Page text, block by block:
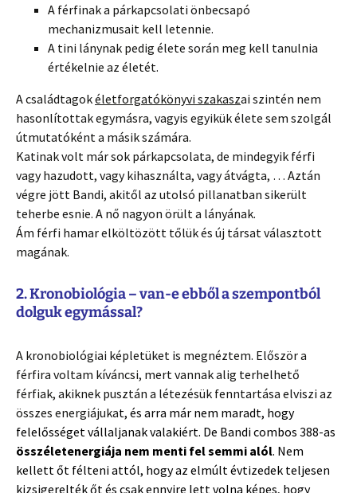
A férfinak a párkapcsolati önbecsapó
mechanizmusait kell letennie.
A tini lánynak pedig élete során meg kell tanulnia
értékelnie az életét.
A családtagokéletforgatókönyvi szakaszai szintén nem
hasonlítottak egymásra, vagyis egyikük élete sem szolgál
útmutatóként a másik számára.
Katinak volt már sok párkapcsolata, de mindegyik férfi
vagy hazudott, vagy kihasználta, vagy átvágta, … Aztán
végre jött Bandi, akitől az utolsó pillanatban sikerült
teherbe esnie. A nő nagyon örült a lányának.
Ám férfi hamar elköltözött tőlük és új társat választott
magának.
2. Kronobiológia – van-e ebből a szempontból
dolguk egymással?
A kronobiológiai képletüket is megnéztem. Először a
férfira voltam kíváncsi, mert vannak alig terhelhető
férfiak, akiknek pusztán a létezésük fenntartása elviszi az
összes energiájukat, és arra már nem maradt, hogy
felelősséget vállaljanak valakiért. De Bandi combos 388-as
összéletenergiája nem menti fel semmi alól. Nem
kellett őt félteni attól, hogy az elmúlt évtizedek teljesen
kizsigerelték őt és csak ennyire lett volna képes, hogy